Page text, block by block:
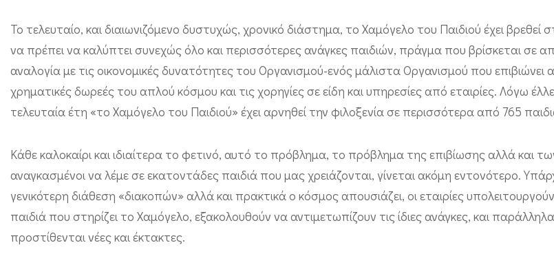
λ
ο
τ
ο
υ
α
ι
Το τελευταίο, και διαιωνιζόμενο δυστυχώς, χρονικό διάστημα, το Χαμόγελο του Παιδιού έχει
να πρέπει να καλύπτει συνεχώς όλο και περισσότερες ανάγκες παιδιών, πράγμα που βρίσκεται σε
αναλογία με τις οικονομικές δυνατότητες του Οργανισμού-ενός μάλιστα Οργανισμού που επιβιώνει
χρηματικές δωρεές του απλού κόσμου και τις χορηγίες σε είδη και υπηρεσίες από εταιρίες. Λόγω
τελευταία έτη «το Χαμόγελο του Παιδιού» έχει αρνηθεί την φιλοξενία σε περισσότερα από 765
Κάθε καλοκαίρι και ιδιαίτερα το φετινό, αυτό το πρόβλημα, το πρόβλημα της επιβίωσης αλλά και
αναγκασμένοι να λέμε σε εκατοντάδες παιδιά που μας χρειάζονται, γίνεται ακόμη εντονότερο.
γενικότερη διάθεση «διακοπών» αλλά και πρακτικά ο κόσμος απουσιάζει, οι εταιρίες
παιδιά που στηρίζει το Χαμόγελο, εξακολουθούν να αντιμετωπίζουν τις ίδιες ανάγκες, και
προστίθενται νέες και έκτακτες.